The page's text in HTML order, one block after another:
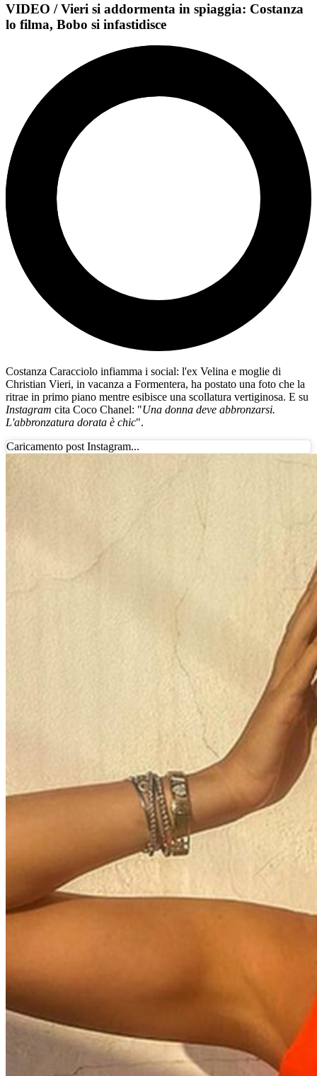
VIDEO / Vieri si addormenta in spiaggia: Costanza
lo filma, Bobo si infastidisce
Costanza Caracciolo infiamma i social: l'ex Velina e moglie di
Christian Vieri, in vacanza a Formentera, ha postato una foto che la
ritrae in primo piano mentre esibisce una scollatura vertiginosa. E su
Instagram cita Coco Chanel: "Una donna deve abbronzarsi.
L'abbronzatura dorata è chic".
Caricamento post Instagram...